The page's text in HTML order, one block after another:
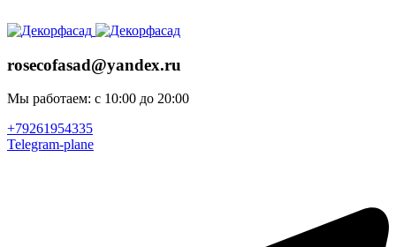
rosecofasad@yandex.ru
Мы работаем: с 10:00 до 20:00
+79261954335
Telegram-plane